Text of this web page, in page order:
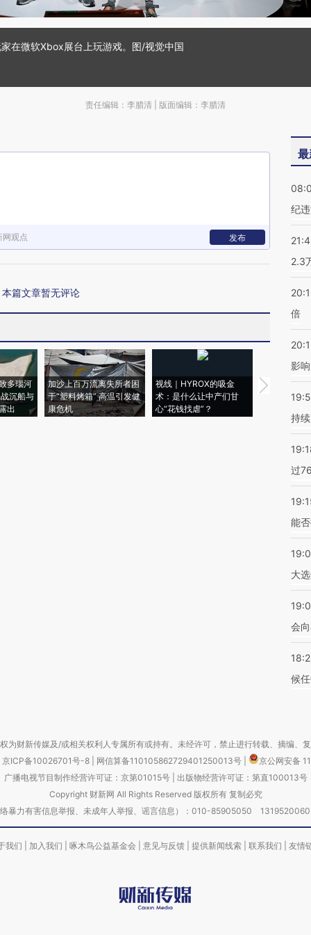
在微软Xbox展台上玩游戏。图/视觉中国
责任编辑：李腊清 | 版面编辑：李腊清
网观点 发布
本篇文章暂无评论
多瑙河
沉船与
出
加沙上百万流离失所者困
于“塑料烤箱” 高温引发健
康危机
视线｜HYROX的吸金
术：是什么让中产们甘
心“花钱找虐”？
马航飞行员
粒摇头丸
纪
2.3
倍
影
持
过
能
大
会
候
为财新传媒及/或相关权利人专属所有或持有。未经许可，禁止进行转载、摘编、
京ICP备10026701号-8
网信算备110105862729401250013号
京公网安备
广播电视节目制作经营许可证：京第01015号| 出版物经营许可证：第直100013号
Copyright 财新网 All Rights Reserved 版权所有 复制必究
暴力有害信息举报、未成年人举报、谣言信息）：010-85905050
我们 加入我们 啄木鸟公益基金会 意见与反馈 提供新闻线索 联系我们 友情